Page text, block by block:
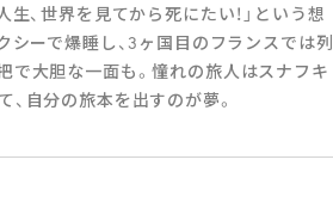
、世界を見てから死にたい！」という想
ーで爆睡し、3ヶ国目のフランスでは列
大胆な一面も。憧れの旅人はスナフキ
自分の旅本を出すのが夢。